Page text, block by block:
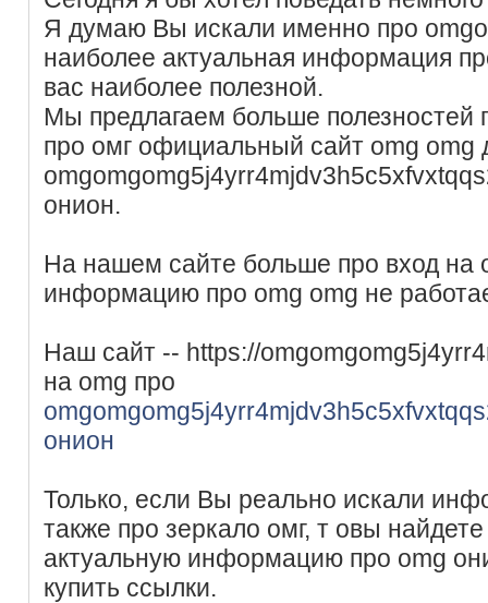
Я думаю Вы искали именно про
наиболее актуальная информация
вас наиболее полезной.
Мы предлагаем больше полезностей
про омг официальный сайт omg omg
онион.
На нашем сайте больше про вход на
информацию про omg omg не
Наш сайт -- https://
на omg про
онион
Только, если Вы реально искали
также про зеркало омг, т овы
актуальную информацию про omg
купить ссылки.